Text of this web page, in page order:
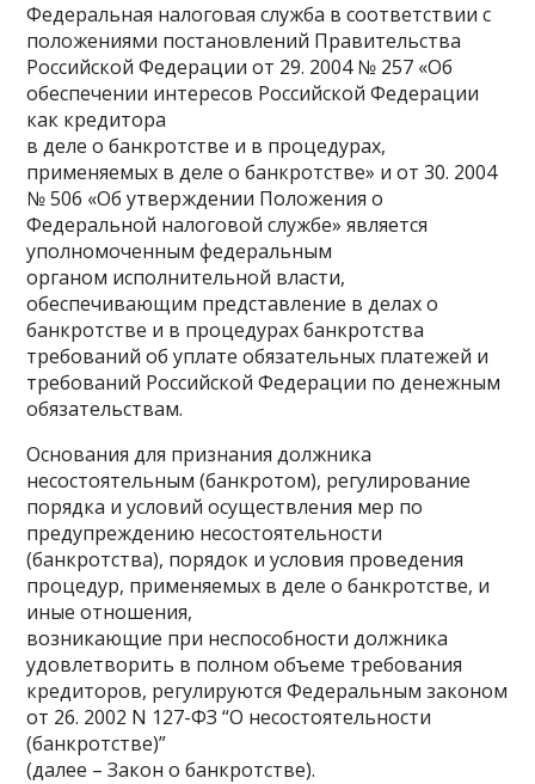
Федеральная налоговая служба в соответствии с
положениями постановлений Правительства
Российской Федерации от 29. 2004 № 257 «Об
обеспечении интересов Российской Федерации
как кредитора
в деле о банкротстве и в процедурах,
применяемых в деле о банкротстве» и от 30. 2004
№ 506 «Об утверждении Положения о
Федеральной налоговой службе» является
уполномоченным федеральным
органом исполнительной власти,
обеспечивающим представление в делах о
банкротстве и в процедурах банкротства
требований об уплате обязательных платежей и
требований Российской Федерации по денежным
обязательствам.
Основания для признания должника
несостоятельным (банкротом), регулирование
порядка и условий осуществления мер по
предупреждению несостоятельности
(банкротства), порядок и условия проведения
процедур, применяемых в деле о банкротстве, и
иные отношения,
возникающие при неспособности должника
удовлетворить в полном объеме требования
кредиторов, регулируются Федеральным законом
от 26. 2002 N 127-ФЗ “О несостоятельности
(банкротстве)”
(далее – Закон о банкротстве).